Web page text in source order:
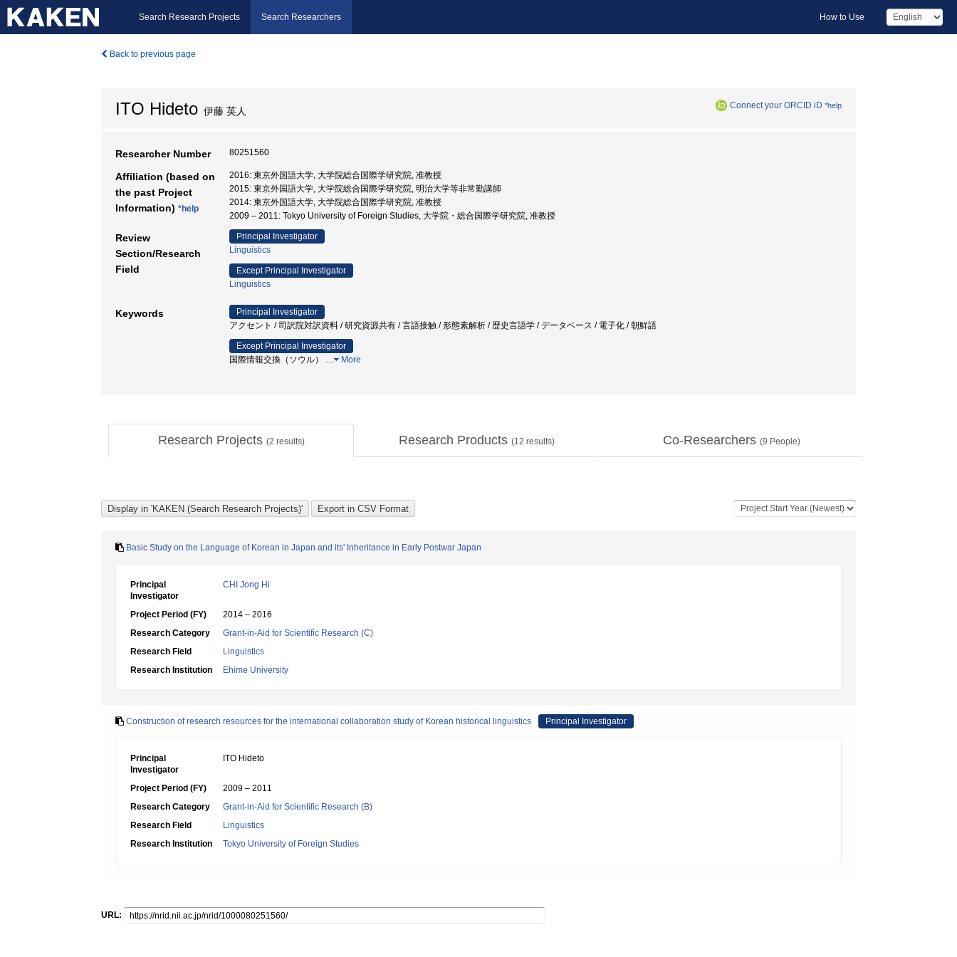
Search Research Projects Search Researchers How to Use
Back to previous page
ITO Hideto 伊藤 英人 Connect your ORCID iD *help
Researcher Number 80251560
Affiliation (based on
the past Project
Information) *help
2016: 東京外国語大学, 大学院総合国際学研究院, 准教授
2015: 東京外国語大学, 大学院総合国際学研究院, 明治大学等非常勤講師
2014: 東京外国語大学, 大学院総合国際学研究院, 准教授
2009 – 2011: Tokyo University of Foreign Studies, 大学院・総合国際学研究院, 准教授
Review
Section/Research
Field
Principal Investigator
Linguistics
Except Principal Investigator
Linguistics
Keywords
Principal Investigator
アクセント / 司訳院対訳資料 / 研究資源共有 / 言語接触 / 形態素解析 / 歴史言語学 / データベース / 電子化 / 朝鮮語
Except Principal Investigator
国際情報交換（ソウル） … More
Research Projects (2 results) Research Products (12 results) Co-Researchers (9 People)
Basic Study on the Language of Korean in Japan and its' Inheritance in Early Postwar Japan
Principal
Investigator
CHI Jong Hi
Project Period (FY)
2014 – 2016
Research Category
Grant-in-Aid for Scientific Research (C)
Research Field
Linguistics
Research Institution
Ehime University
Construction of research resources for the international collaboration study of Korean historical linguistics Principal Investigator
Principal
Investigator
ITO Hideto
Project Period (FY)
2009 – 2011
Research Category
Grant-in-Aid for Scientific Research (B)
Research Field
Linguistics
Research Institution
Tokyo University of Foreign Studies
URL: